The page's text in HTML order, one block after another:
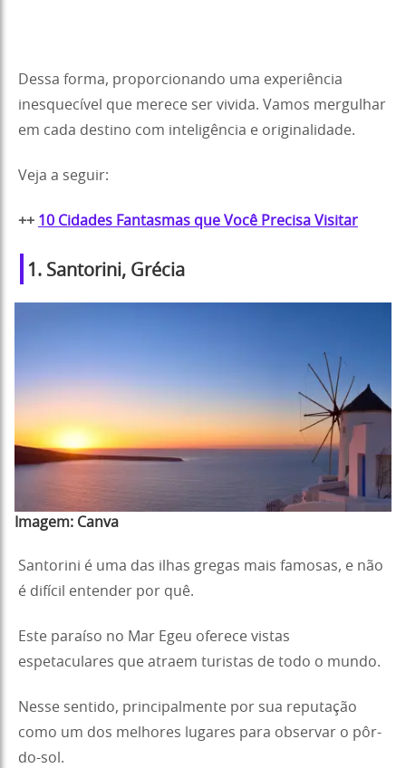
Dessa forma, proporcionando uma experiência
inesquecível que merece ser vivida. Vamos mergulhar
em cada destino com inteligência e originalidade.
Veja a seguir:
++ 10 Cidades Fantasmas que Você Precisa Visitar
1. Santorini, Grécia
Imagem: Canva
Santorini é uma das ilhas gregas mais famosas, e não
é difícil entender por quê.
Este paraíso no Mar Egeu oferece vistas
espetaculares que atraem turistas de todo o mundo.
Nesse sentido, principalmente por sua reputação
como um dos melhores lugares para observar o pôr-
do-sol.